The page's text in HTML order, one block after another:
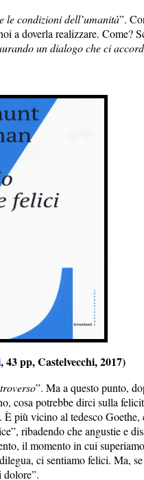
le condizioni dell’umanità”.
a doverla realizzare. Come?
un dialogo che ci
, 43 pp, Castelvecchi, 2017)
”. Ma a questo punto,
cosa potrebbe dirci sulla
più vicino al tedesco
ribadendo che angustie e
il momento in cui
ci sentiamo felici. Ma,
dolore”.